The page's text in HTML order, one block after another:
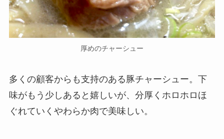
厚めのチャーシュー
多くの顧客からも支持のある豚チャーシュー。下
味がもう少しあると嬉しいが、分厚くホロホロほ
ぐれていくやわらか肉で美味しい。